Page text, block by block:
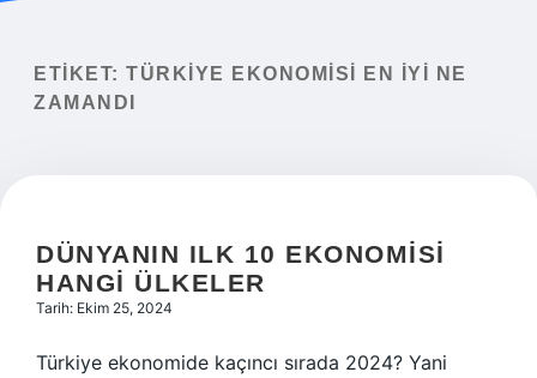
Yasal Uyarı
ETIKET: TÜRKIYE EKONOMISI EN IYI NE
ZAMANDI
DÜNYANIN ILK 10 EKONOMISI
HANGI ÜLKELER
Tarih: Ekim 25, 2024
Türkiye ekonomide kaçıncı sırada 2024? Yani